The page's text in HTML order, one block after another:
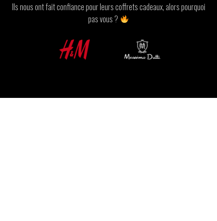
Ils nous ont fait confiance pour leurs coffrets cadeaux, alors pourquoi
pas vous ?